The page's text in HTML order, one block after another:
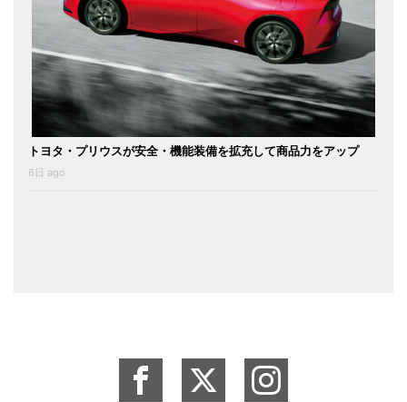
トヨタ・プリウスが安全・機能装備を拡充して商品力をアップ
6日 ago